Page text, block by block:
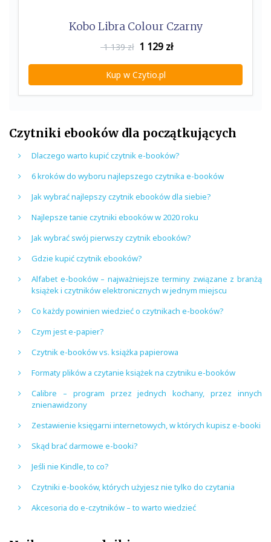
Kobo Libra Colour Czarny
1 139 zł 1 129zł
Kup w Czytio.pl
Czytniki ebooków dla początkujących
Dlaczego warto kupić czytnik e-booków?
6 kroków do wyboru najlepszego czytnika e-booków
Jak wybrać najlepszy czytnik ebooków dla siebie?
Najlepsze tanie czytniki ebooków w 2020 roku
Jak wybrać swój pierwszy czytnik ebooków?
Gdzie kupić czytnik ebooków?
Alfabet e-booków – najważniejsze terminy związane z branżą
książek i czytników elektronicznych w jednym miejscu
Co każdy powinien wiedzieć o czytnikach e-booków?
Czym jest e-papier?
Czytnik e-booków vs. książka papierowa
Formaty plików a czytanie książek na czytniku e-booków
Calibre – program przez jednych kochany, przez innych
znienawidzony
Zestawienie księgarni internetowych, w których kupisz e-booki
Skąd brać darmowe e-booki?
Jeśli nie Kindle, to co?
Czytniki e-booków, których użyjesz nie tylko do czytania
Akcesoria do e-czytników – to warto wiedzieć